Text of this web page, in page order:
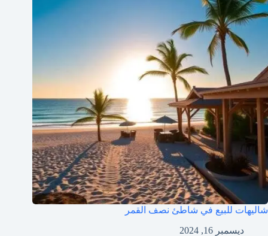
شاليهات للبيع في شاطئ نصف القمر
ديسمبر 16, 2024